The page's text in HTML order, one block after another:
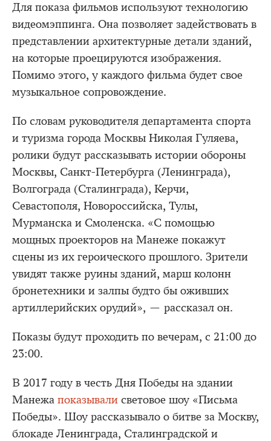
Для показа фильмов используют технологию
видеомэппинга. Она позволяет задействовать в
представлении архитектурные детали зданий,
на которые проецируются изображения.
Помимо этого, у каждого фильма будет свое
музыкальное сопровождение.
По словам руководителя департамента спорта
и туризма города Москвы Николая Гуляева,
ролики будут рассказывать истории обороны
Москвы, Санкт-Петербурга (Ленинграда),
Волгограда (Сталинграда), Керчи,
Севастополя, Новороссийска, Тулы,
Мурманска и Смоленска. «С помощью
мощных проекторов на Манеже покажут
сцены из их героического прошлого. Зрители
увидят также руины зданий, марш колонн
бронетехники и залпы будто бы оживших
артиллерийских орудий», — рассказал он.
Показы будут проходить по вечерам, с 21:00 до
23:00.
В 2017 году в честь Дня Победы на здании
Манежа показывали световое шоу «Письма
Победы». Шоу рассказывало о битве за Москву,
блокаде Ленинграда, Сталинградской и